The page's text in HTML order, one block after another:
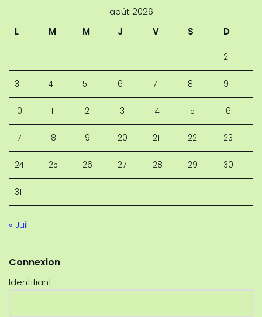
août 2026
L
M M J V S D
1 2
3 4 5 6 7 8 9
10 11 12 13 14 15 16
17 18 19 20 21 22 23
24 25 26 27 28 29 30
31
« Juil
Connexion
Identifiant